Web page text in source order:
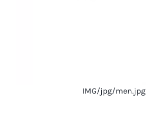
IMG/jpg/men.jpg